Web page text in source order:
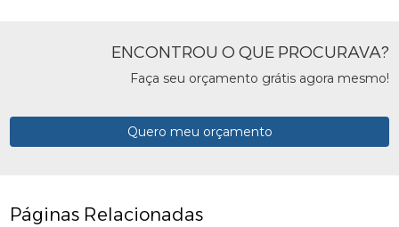
ENCONTROU O QUE PROCURAVA?
Faça seu orçamento grátis agora mesmo!
Quero meu orçamento
Páginas Relacionadas